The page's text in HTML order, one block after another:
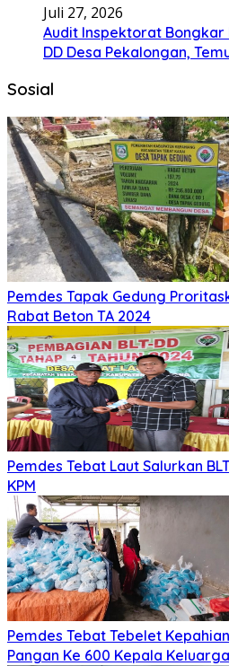
Juli 27, 2026
Audit Inspektorat Bongkar
DD Desa Pekalongan,
Sosial
Pemdes Tapak Gedung
Rabat Beton TA 2024
Pemdes Tebat Laut Salurkan
KPM
Pemdes Tebat Tebelet
Pangan Ke 600 Kepala Keluarga